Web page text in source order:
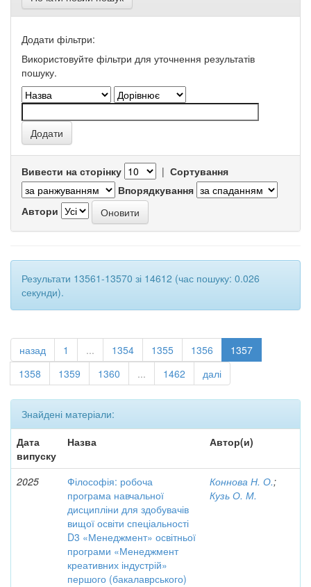
Додати фільтри:
Використовуйте фільтри для уточнення результатів
пошуку.
Вивести на сторінку | Сортування
Впорядкування
Автори
Результати 13561-13570 зі 14612 (час пошуку: 0.026
секунди).
назад 1 ... 1354 1355 1356
1357
1358
1359 1360 ... 1462 далі
Знайдені матеріали:
Дата
випуску
Назва Автор(и)
2025
Філософія: робоча
програма навчальної
дисципліни для здобувачів
вищої освіти спеціальності
D3 «Менеджмент» освітньої
програми «Менеджмент
креативних індустрій»
першого (бакалаврського)
Коннова Н. О.;
Кузь О. М.